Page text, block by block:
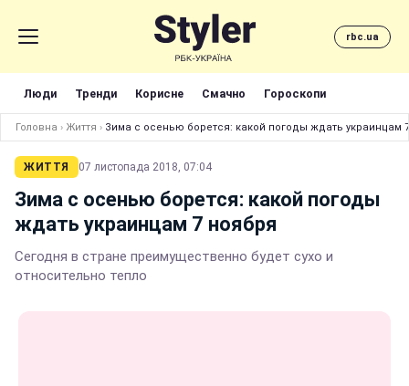
rbc.ua
Люди Тренди Корисне Смачно Гороскопи
Головна › Життя › Зима с осенью борется: какой погоды ждать украинцам
ЖИТТЯ 07 листопада 2018, 07:04
Зима с осенью борется: какой погоды
ждать украинцам 7 ноября
Сегодня в стране преимущественно будет сухо и
относительно тепло